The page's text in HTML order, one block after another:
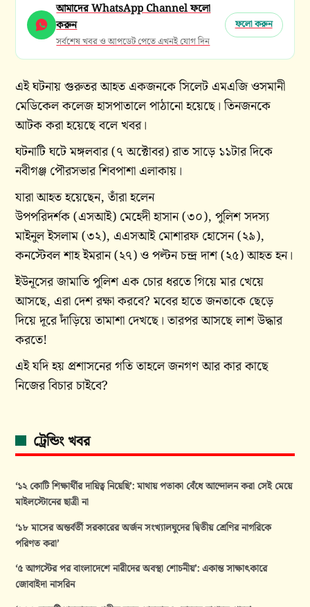
আমাদের WhatsApp Channel ফলো
করুন
সর্বশেষ খবর ও আপডেট পেতে এখনই যোগ দিন
ফলো করুন
এই ঘটনায় গুরুতর আহত একজনকে সিলেট এমএজি ওসমানী
মেডিকেল কলেজ হাসপাতালে পাঠানো হয়েছে। তিনজনকে
আটক করা হয়েছে বলে খবর।
ঘটনাটি ঘটে মঙ্গলবার (৭ অক্টোবর) রাত সাড়ে ১১টার দিকে
নবীগঞ্জ পৌরসভার শিবপাশা এলাকায়।
যারা আহত হয়েছেন, তাঁরা হলেন
উপপরিদর্শক (এসআই) মেহেদী হাসান (৩০), পুলিশ সদস্য
মাইনুল ইসলাম (৩২), এএসআই মোশারফ হোসেন (২৯),
কনস্টেবল শাহ ইমরান (২৭) ও পল্টন চন্দ্র দাশ (২৫) আহত হন।
ইউনূসের জামাতি পুলিশ এক চোর ধরতে গিয়ে মার খেয়ে
আসছে, এরা দেশ রক্ষা করবে? মবের হাতে জনতাকে ছেড়ে
দিয়ে দূরে দাঁড়িয়ে তামাশা দেখছে। তারপর আসছে লাশ উদ্ধার
করতে!
এই যদি হয় প্রশাসনের গতি তাহলে জনগণ আর কার কাছে
নিজের বিচার চাইবে?
ট্রেন্ডিং খবর
‘১২ কোটি শিক্ষার্থীর দায়িত্ব নিয়েছি’: মাথায় পতাকা বেঁধে আন্দোলন করা সেই মেয়ে
মাইলস্টোনের ছাত্রী না
‘১৮ মাসের অন্তর্বর্তী সরকারের অর্জন সংখ্যালঘুদের দ্বিতীয় শ্রেণির নাগরিকে
পরিণত করা’
‘৫ আগস্টের পর বাংলাদেশে নারীদের অবস্থা শোচনীয়’: একান্ত সাক্ষাৎকারে
জোবাইদা নাসরিন